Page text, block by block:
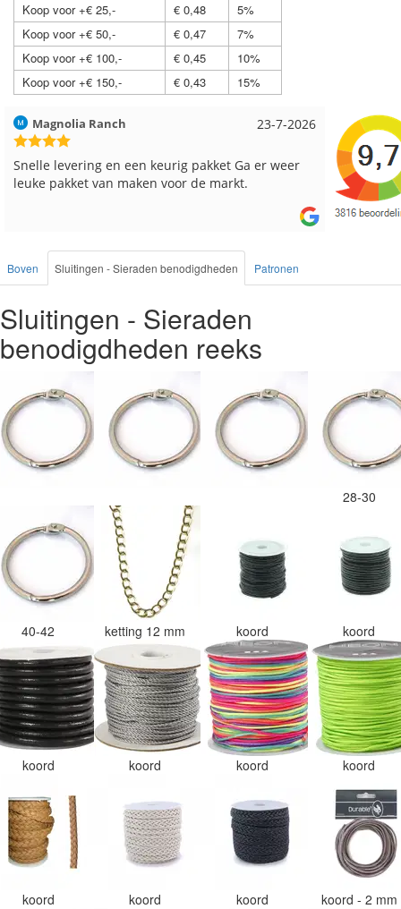
Koop voor +€ 25,-
€ 0,48
5%
Koop voor +€ 50,-
€ 0,47
7%
Koop voor +€ 100,-
€ 0,45
10%
Koop voor +€ 150,-
€ 0,43 15%
17-7-2026
Hilde uit Loyers
Reeds meerdere keren breigaren en breinaalden
besteld, altijd heel tevreden over de service.
Loes uit
Snelle
Boven Sluitingen - Sieraden benodigdheden Patronen
Sluitingen - Sieraden
benodigdheden reeks
28-30
40-42 ketting 12 mm koord koord
koord koord koord koord
koord koord koord koord - 2 mm